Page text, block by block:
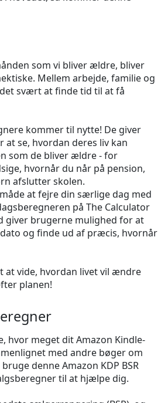
som vi bliver ældre, bliver
Mellem arbejde, familie og
svært at finde tid til at få
kommer til nytte! De giver
se, hvordan deres liv kan
som de bliver ældre - for
hvornår du når på pension,
afslutter skolen.
at fejre din særlige dag med
på The Calculator
giver brugerne mulighed for at
og finde ud af præcis, hvornår
at vide, hvordan livet vil ændre
planen!
hvor meget dit Amazon Kindle-
med andre bøger om
denne Amazon KDP BSR
til at hjælpe dig.